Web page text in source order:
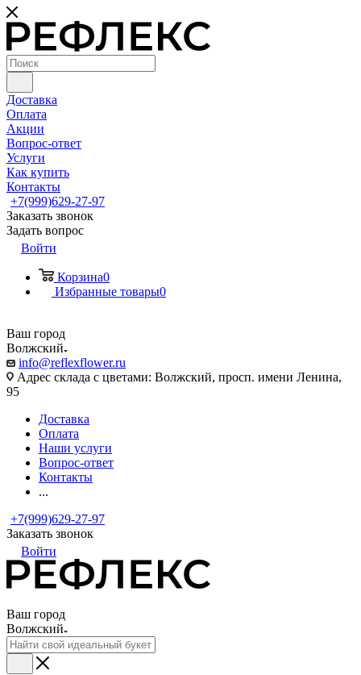
Доставка
Оплата
Акции
Вопрос-ответ
Услуги
Как купить
Контакты
+7(999)629-27-97
Заказать звонок
Задать вопрос
Войти
Корзина0
Избранные товары0
Ваш город
Волжский
info@reflexflower.ru
Адрес склада с цветами: Волжский, просп. имени Ленина,
95
Доставка
Оплата
Наши услуги
Вопрос-ответ
Контакты
...
+7(999)629-27-97
Заказать звонок
Войти
Ваш город
Волжский